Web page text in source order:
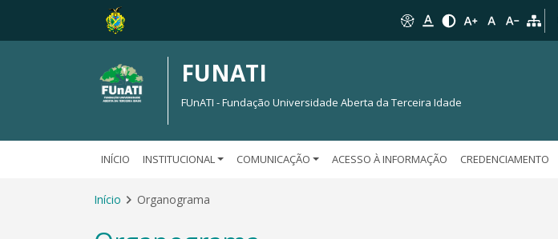
FUNATI
FUnATI - Fundação Universidade Aberta da Terceira Idade
INÍCIO INSTITUCIONAL COMUNICAÇÃO ACESSO À INFORMAÇÃO CREDENCIAMENTO
Início Organograma